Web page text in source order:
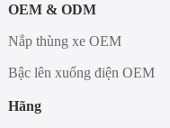
OEM & ODM
Nắp thùng xe OEM
Bậc lên xuống điện OEM
Hãng